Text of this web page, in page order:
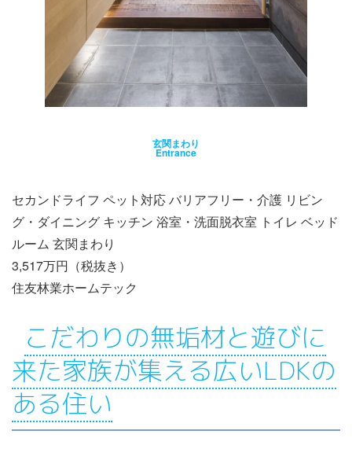
玄関まわり
Entrance
セカンドライフ ペット対応 バリアフリー・介護 リビン
グ・ダイニング キッチン 浴室・洗面脱衣室 トイレ ベッド
ルーム 玄関まわり
3,517万円（税抜き）
住友林業ホームテック
こだわりの無垢材と遊びに
来た家族が集える広いLDKの
ある住い